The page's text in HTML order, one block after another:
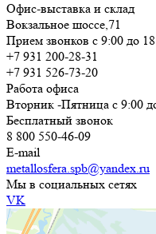
Офис-выставка и склад
Вокзальное шоссе,71
Прием звонков с 9:00 до
+7 931 200-28-31
+7 931 526-73-20
Работа офиса
Вторник -Пятница с 9:00
Бесплатный звонок
8 800 550-46-09
E-mail
metallosfera.spb@yandex.ru
Мы в социальных сетях
VK